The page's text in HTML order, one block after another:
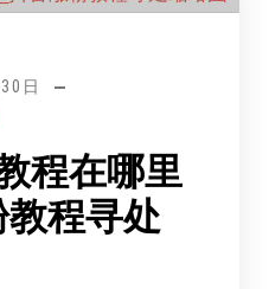
日
程在哪里
程寻处